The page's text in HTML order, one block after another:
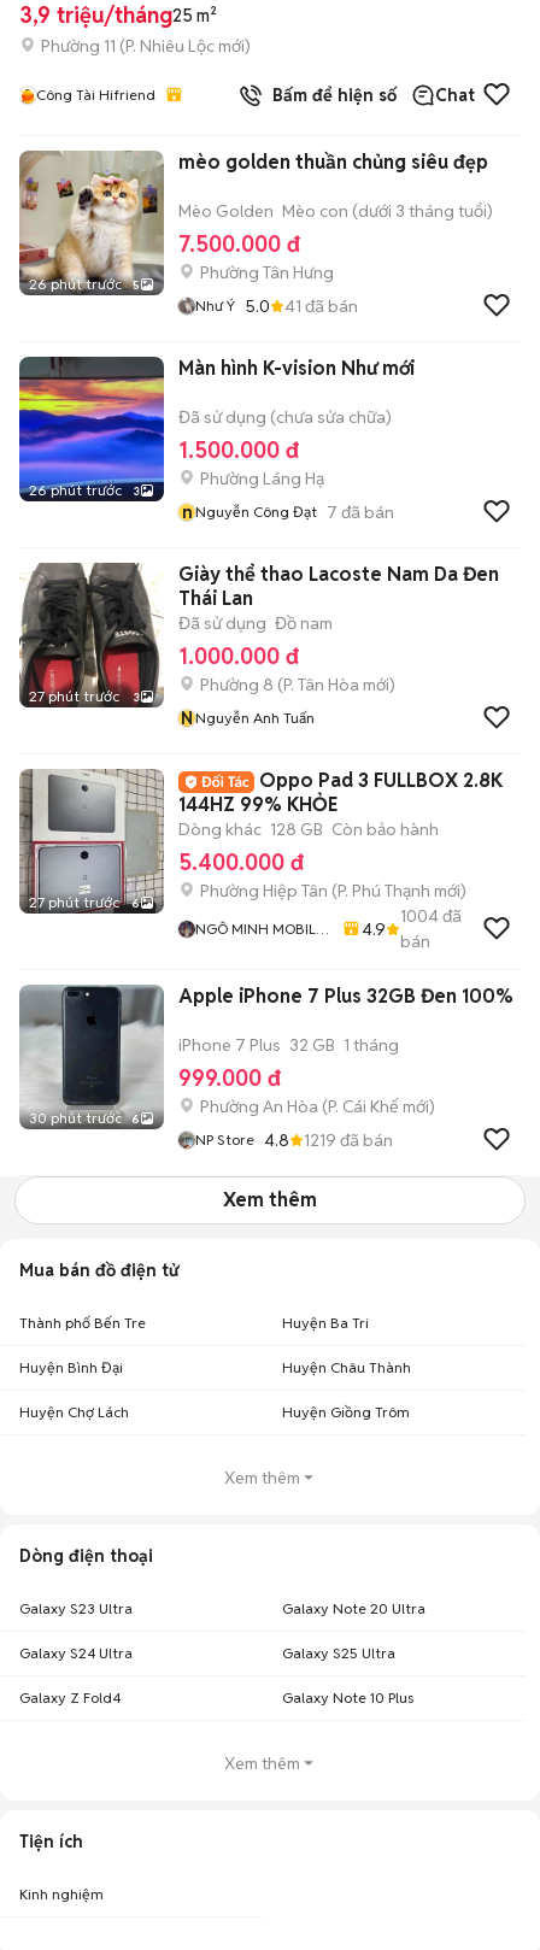
3,9 triệu/tháng25 m²
Phường 11 (P. Nhiêu Lộc mới)
Công Tài Hifriend Bấm để hiện số Chat
26 phút trước 5
mèo golden thuần chủng siêu đẹp
Mèo Golden Mèo con (dưới 3 tháng tuổi)
7.500.000 đ
Phường Tân Hưng
Như Ý 5.0 41 đã bán
26 phút trước 3
Màn hình K-vision Như mới
Đã sử dụng (chưa sửa chữa)
1.500.000 đ
Phường Láng Hạ
nNguyễn Công Đạt 7 đã bán
27 phút trước 3
Giày thể thao Lacoste Nam Da Đen
Thái Lan
Đã sử dụng Đồ nam
1.000.000 đ
Phường 8 (P. Tân Hòa mới)
NNguyễn Anh Tuấn
27 phút trước 6
Oppo Pad 3 FULLBOX 2.8K
144HZ 99% KHỎE
Dòng khác 128 GB Còn bảo hành
5.400.000 đ
Phường Hiệp Tân (P. Phú Thạnh mới)
NGÔ MINH MOBILE
4.9
1004đã
bán
30 phút trước 6
Apple iPhone 7 Plus 32GB Đen 100%
iPhone 7 Plus 32 GB 1 tháng
999.000 đ
Phường An Hòa (P. Cái Khế mới)
NP Store 4.8 1219 đã bán
Xem thêm
Mua bán đồ điện tử
Thành phố Bến Tre Huyện Ba Tri
Huyện Bình Đại Huyện Châu Thành
Huyện Chợ Lách Huyện Giồng Trôm
Xem thêm
Dòng điện thoại
Galaxy S23 Ultra Galaxy Note 20 Ultra
Galaxy S24 Ultra Galaxy S25 Ultra
Galaxy Z Fold4 Galaxy Note 10 Plus
Xem thêm
Tiện ích
Kinh nghiệm